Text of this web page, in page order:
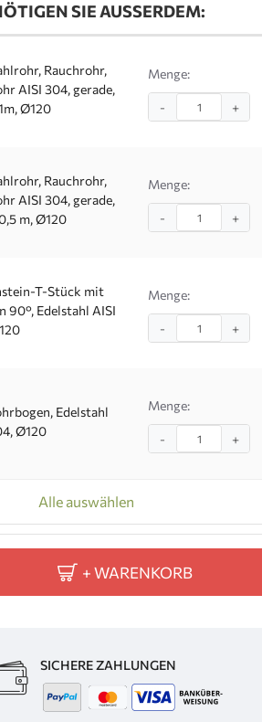
SIE AUSSERDEM:
Rauchrohr,
AISI 304, gerade,
Ø120
Menge:
- +
Rauchrohr,
AISI 304, gerade,
m, Ø120
Menge:
- +
T-Stück mit
90°, Edelstahl AISI
Menge:
- +
Edelstahl
Ø120
Menge:
- +
Alle auswählen
+ WARENKORB
SICHERE ZAHLUNGEN